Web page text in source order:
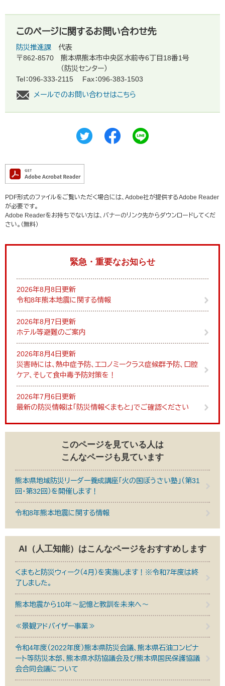
このページに関するお問い合わせ先
防災推進課
代表
〒862-8570
熊本県熊本市中央区水前寺6丁目18番1号
（防災センター）
Tel：096-333-2115
Fax：096-383-1503
メールでのお問い合わせはこちら
PDF形式のファイルをご覧いただく場合には、Adobe社が提供するAdobe Reader
が必要です。
Adobe Readerをお持ちでない方は、バナーのリンク先からダウンロードしてくだ
さい。（無料）
緊急・重要なお知らせ
2026年8月8日更新
令和8年熊本地震に関する情報
2026年8月7日更新
ホテル等避難のご案内
2026年8月4日更新
災害時には、熱中症予防、エコノミークラス症候群予防、口腔
ケア、そして食中毒予防対策を！
2026年7月6日更新
最新の防災情報は「防災情報くまもと」でご確認ください
このページを見ている人は
こんなページも見ています
熊本県地域防災リーダー養成講座「火の国ぼうさい塾」（第31
回・第32回）を開催します！
令和8年熊本地震に関する情報
AI（人工知能）はこんなページをおすすめします
くまもと防災ウィーク（4月）を実施します！※令和7年度は終
了しました。
熊本地震から10年～記憶と教訓を未来へ～
≪景観アドバイザー事業≫
令和4年度（2022年度）熊本県防災会議、熊本県石油コンビナ
ート等防災本部、熊本県水防協議会及び熊本県国民保護協議
会合同会議について